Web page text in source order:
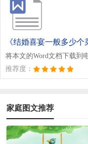
《结婚喜宴一般多少个
将本文的Word文档下载到
推荐度：
家庭图文推荐